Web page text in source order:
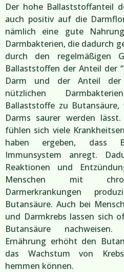
Der hohe Ballaststoffanteil
auch positiv auf die
nämlich eine gute
Darmbakterien, die dadurch
durch den regelmäßigen
Ballaststoffen der Anteil der
Darm und der Anteil der
nützlichen
Ballaststoffe zu
Darms saurer werden
fühlen sich viele
haben ergeben, dass
Immunsystem anregt.
Reaktionen und
Menschen mit
Darmerkrankungen
Butansäure. Auch bei
und Darmkrebs lassen sich
Butansäure
Ernährung erhöht den
das Wachstum von
hemmen können.